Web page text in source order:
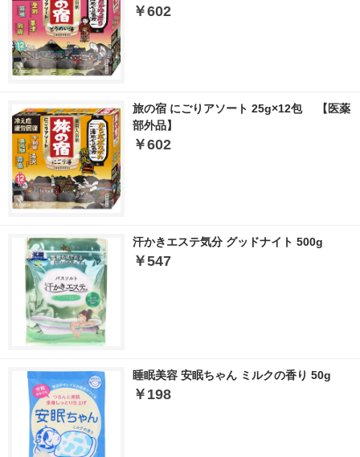
￥602
旅の宿 にごりアソート 25g×12包 【医薬
部外品】
￥602
汗かきエステ気分 グッドナイト 500g
￥547
睡眠美容 安眠ちゃん ミルクの香り 50g
￥198